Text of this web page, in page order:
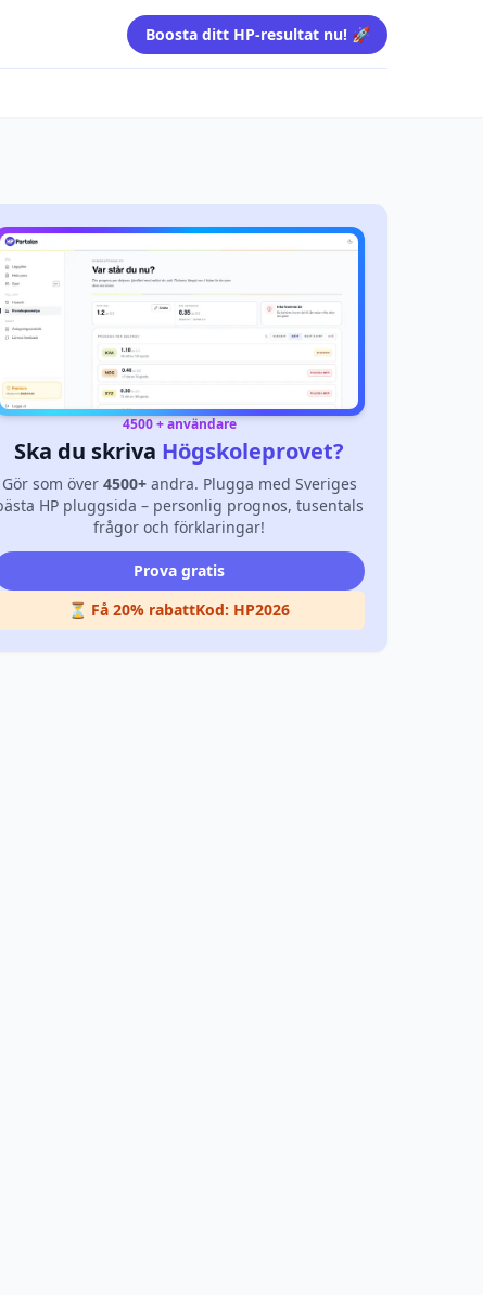
Boosta ditt HP-resultat nu! 🚀
4500 + användare
Ska du skriva Högskoleprovet?
Gör som över 4500+andra. Plugga med Sveriges
HP pluggsida – personlig prognos, tusentals
frågor och förklaringar!
Prova gratis
⏳ Få 20% rabattKod: HP2026